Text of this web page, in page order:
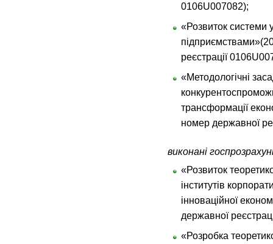
0106U007082);
«Розвиток системи
реєстрації
«Методологічні
трансформації
номер державної
виконані
«Розвиток
інститутів
інноваційної
державної
«Розробка